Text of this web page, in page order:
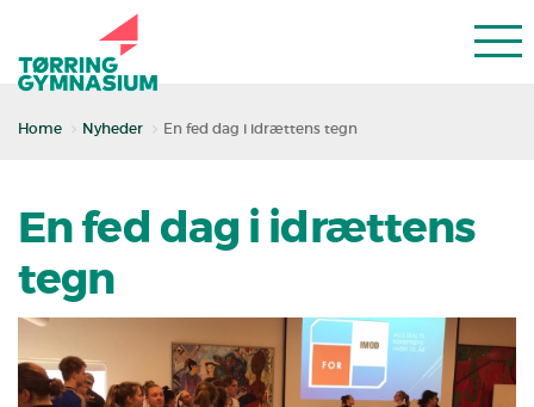
Home Nyheder En fed dag i idrættens tegn
En fed dag i idrættens
tegn